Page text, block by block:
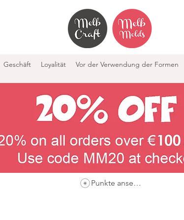
Geschäft Loyalität Vor der Verwendung der Formen
Punkte ansehen